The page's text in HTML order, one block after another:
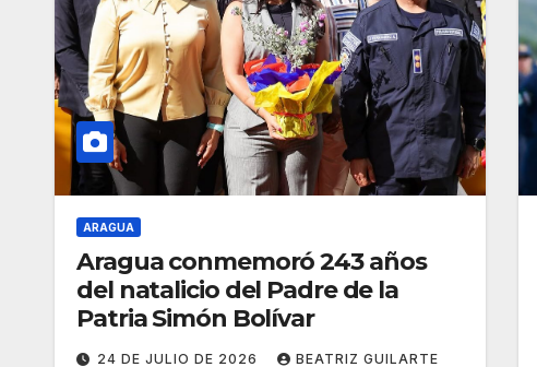
ARAGUA
Aragua conmemoró 243 años
del natalicio del Padre de la
Patria Simón Bolívar
24 DE JULIO DE 2026 BEATRIZ GUILARTE